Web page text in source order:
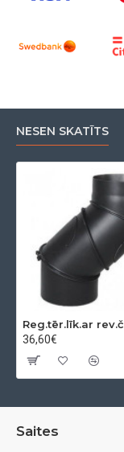
NESEN SKATĪTS
36,60€
Saites